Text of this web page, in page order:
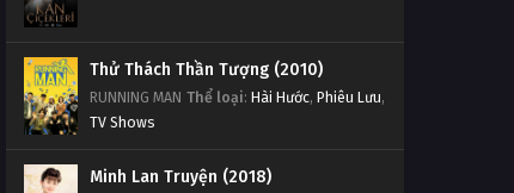
Thử Thách Thần Tượng (2010)
RUNNING MAN Thể loại: Hài Hước, Phiêu Lưu,
TV Shows
Minh Lan Truyện (2018)